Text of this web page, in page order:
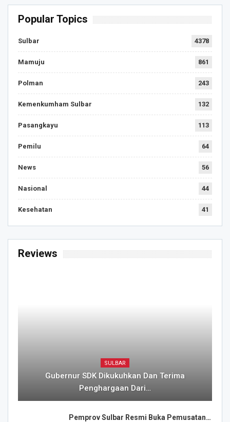
Popular Topics
Sulbar 4378
Mamuju 861
Polman 243
Kemenkumham Sulbar 132
Pasangkayu 113
Pemilu 64
News 56
Nasional 44
Kesehatan 41
Reviews
SULBAR
Gubernur SDK Dikukuhkan Dan Terima
Penghargaan Dari…
Pemprov Sulbar Resmi Buka Pemusatan…